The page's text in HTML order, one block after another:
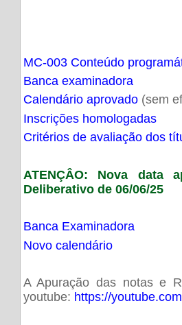
MC-003 Conteúdo
Banca examinadora
Calendário aprovado(sem
Inscrições homologadas
Critérios de avaliação dos
ATENÇÂO: Nova data
Deliberativo de 06/06/25
Banca Examinadora
Novo calendário
A Apuração das notas e
youtube: https://